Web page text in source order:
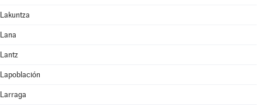
Lakuntza
Lana
Lantz
Lapoblación
Larraga